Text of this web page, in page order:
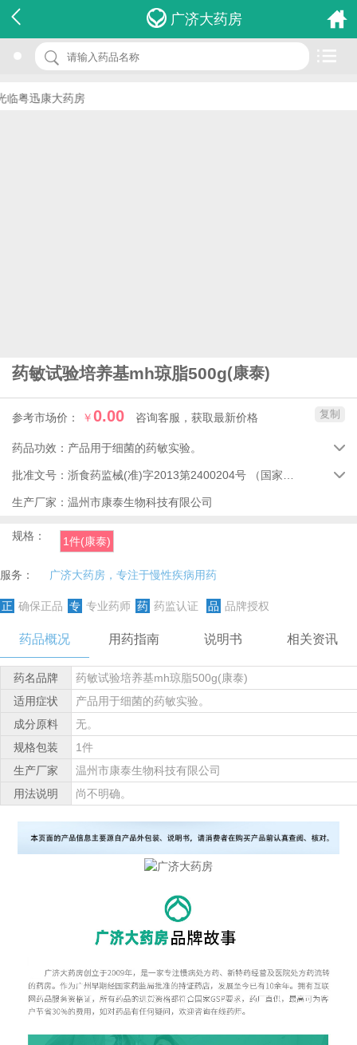
广济大药房
粤迅康大药房
药敏试验培养基mh琼脂500g(康泰)
参考市场价： ￥0.00 咨询客服，获取最新价格
名 称：药敏试验培养基mh琼脂500g
品 牌：(康泰)
复制
药品功效： 产品用于细菌的药敏实验。 
批准文号： 浙食药监械(准)字2013第2400204号 （国家药品监督管理局） 
生产厂家： 温州市康泰生物科技有限公司
规格： 1件(康泰)
服务： 广济大药房，专注于慢性疾病用药
正 确保正品 专 专业药师 药 药监认证 品 品牌授权
药品概况 用药指南 说明书 相关资讯
药名品牌
药敏试验培养基mh琼脂500g(康泰)
适用症状
产品用于细菌的药敏实验。
成分原料
无。
规格包装
1件
生产厂家
温州市康泰生物科技有限公司
用法说明
尚不明确。